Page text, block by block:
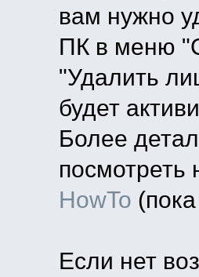
вам нужно
ПК в меню
"Удалить
будет
Более
посмотреть
HowTo
Если нет